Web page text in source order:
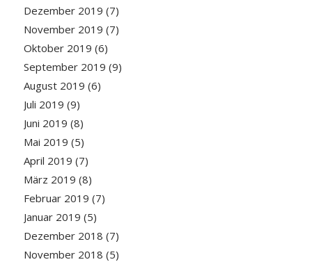
Dezember 2019 (7)
November 2019 (7)
Oktober 2019 (6)
September 2019 (9)
August 2019 (6)
Juli 2019 (9)
Juni 2019 (8)
Mai 2019 (5)
April 2019 (7)
März 2019 (8)
Februar 2019 (7)
Januar 2019 (5)
Dezember 2018 (7)
November 2018 (5)